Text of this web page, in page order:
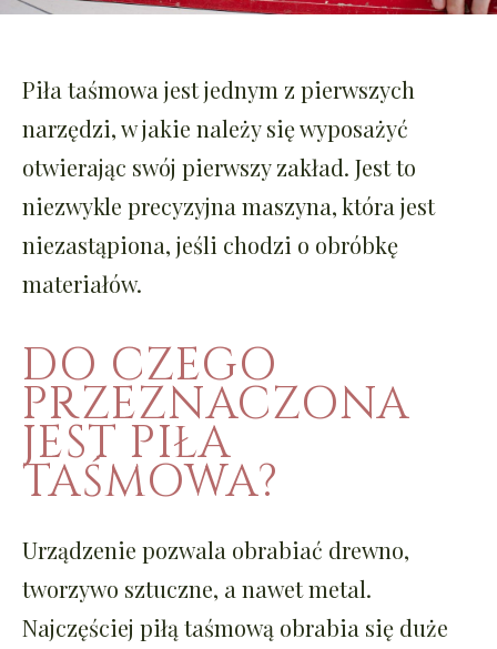
Piła taśmowa jest jednym z pierwszych
narzędzi, w jakie należy się wyposażyć
otwierając swój pierwszy zakład. Jest to
niezwykle precyzyjna maszyna, która jest
niezastąpiona, jeśli chodzi o obróbkę
materiałów.
DO CZEGO
PRZEZNACZONA
JEST PIŁA
TAŚMOWA?
Urządzenie pozwala obrabiać drewno,
tworzywo sztuczne, a nawet metal.
Najczęściej piłą taśmową obrabia się duże